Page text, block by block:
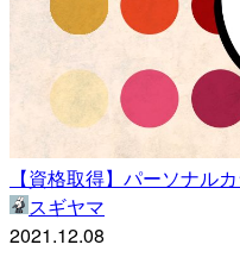
【資格取得】パーソナル
スギヤマ
2021.12.08